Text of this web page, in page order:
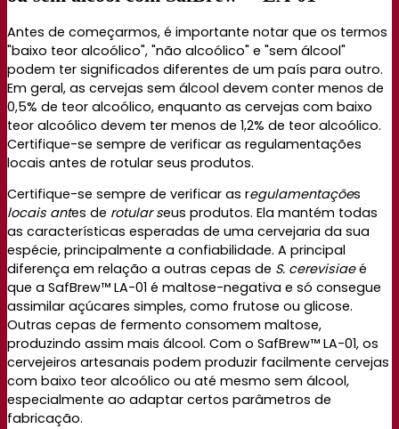
Antes de começarmos, é importante notar que os termos
"baixo teor alcoólico", "não alcoólico" e "sem álcool"
podem ter significados diferentes de um país para outro.
Em geral, as cervejas sem álcool devem conter menos de
0,5% de teor alcoólico, enquanto as cervejas com baixo
teor alcoólico devem ter menos de 1,2% de teor alcoólico.
Certifique-se sempre de verificar as regulamentações
locais antes de rotular seus produtos.
Certifique-se sempre de verificar as regulamentações
locais antes de rotular seus produtos. Ela mantém todas
as características esperadas de uma cervejaria da sua
espécie, principalmente a confiabilidade. A principal
diferença em relação a outras cepas de S. cerevisiaeé
que a SafBrew™ LA-01 é maltose-negativa e só consegue
assimilar açúcares simples, como frutose ou glicose.
Outras cepas de fermento consomem maltose,
produzindo assim mais álcool. Com o SafBrew™ LA-01, os
cervejeiros artesanais podem produzir facilmente cervejas
com baixo teor alcoólico ou até mesmo sem álcool,
especialmente ao adaptar certos parâmetros de
fabricação.